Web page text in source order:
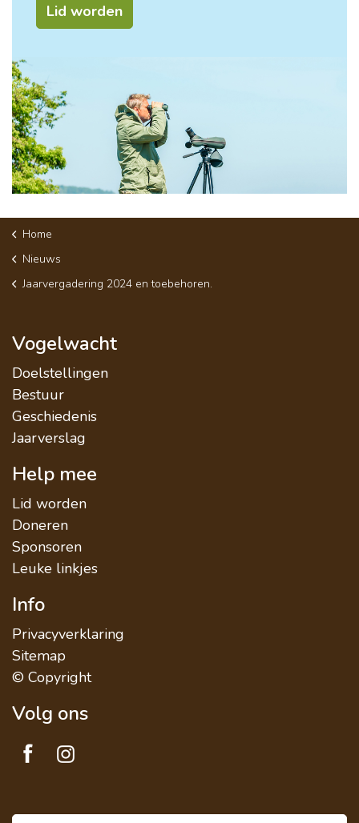
Lid worden
Home
Nieuws
Jaarvergadering 2024 en toebehoren.
Vogelwacht
Doelstellingen
Bestuur
Geschiedenis
Jaarverslag
Help mee
Lid worden
Doneren
Sponsoren
Leuke linkjes
Info
Privacyverklaring
Sitemap
© Copyright
Volg ons